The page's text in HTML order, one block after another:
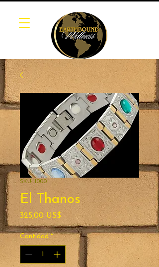
SKU: 1000
El Thanos
325,00 US$ Precio
Cantidad *